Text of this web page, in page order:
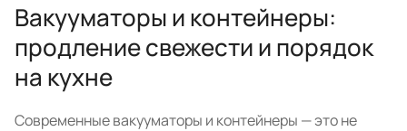
Вакууматоры и контейнеры:
продление свежести и порядок
на кухне
Современные вакууматоры и контейнеры — это не